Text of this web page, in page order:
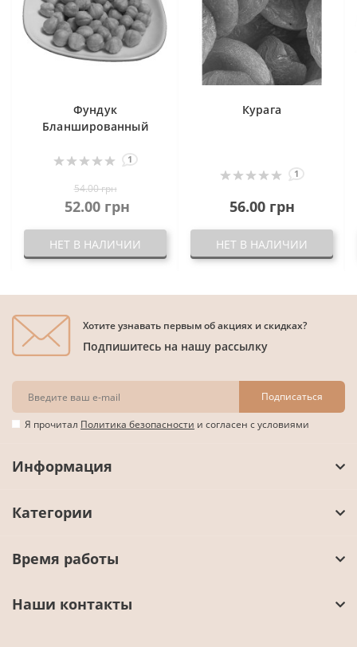
Фундук
Бланшированный
1
54.00 грн
52.00 грн
НЕТ В НАЛИЧИИ
Курага
1
56.00 грн
НЕТ В НАЛИЧИИ
Хотите узнавать первым об акциях и скидках?
Подпишитесь на нашу рассылку
Подписаться
Я прочитал Политика безопасности и согласен с условиями
Информация
Категории
Время работы
Наши контакты